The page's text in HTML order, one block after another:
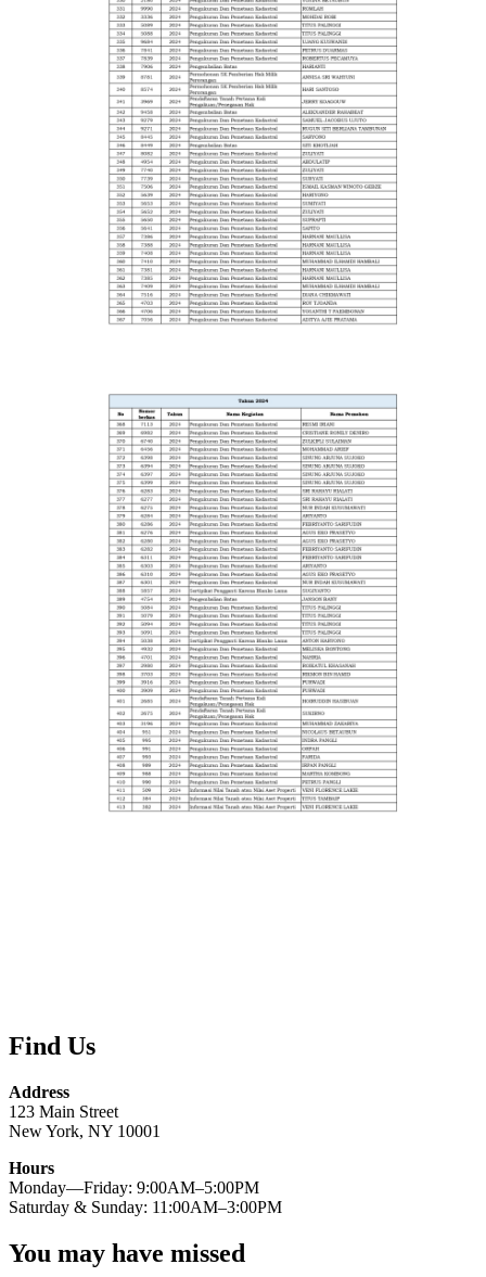
Find Us
Address
123 Main Street
New York, NY 10001
Hours
Monday—Friday: 9:00AM–5:00PM
Saturday & Sunday: 11:00AM–3:00PM
You may have missed